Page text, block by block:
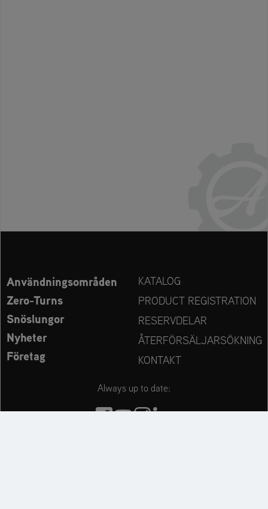
Användningsområden
Zero-Turns
Snöslungor
Nyheter
Företag
KATALOG
PRODUCT REGISTRATION
RESERVDELAR
ÅTERFÖRSÄLJARSÖKNING
KONTAKT
Always up to date: